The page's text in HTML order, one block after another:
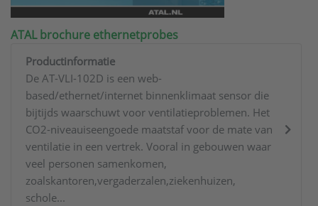
ATAL brochure ethernetprobes
Productinformatie
De AT-VLI-102D is een web-
based/ethernet/internet binnenklimaat sensor die
bijtijds waarschuwt voor ventilatieproblemen. Het
CO2-niveauiseengoede maatstaf voor de mate van
ventilatie in een vertrek. Vooral in gebouwen waar
veel personen samenkomen,
zoalskantoren,vergaderzalen,ziekenhuizen,
schole...